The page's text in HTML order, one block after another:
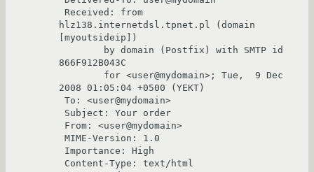
hlz138.internetdsl.tpnet.pl (domain
[myoutsideip])
866F912B043C
2008 01:05:04 +0500 (YEKT)